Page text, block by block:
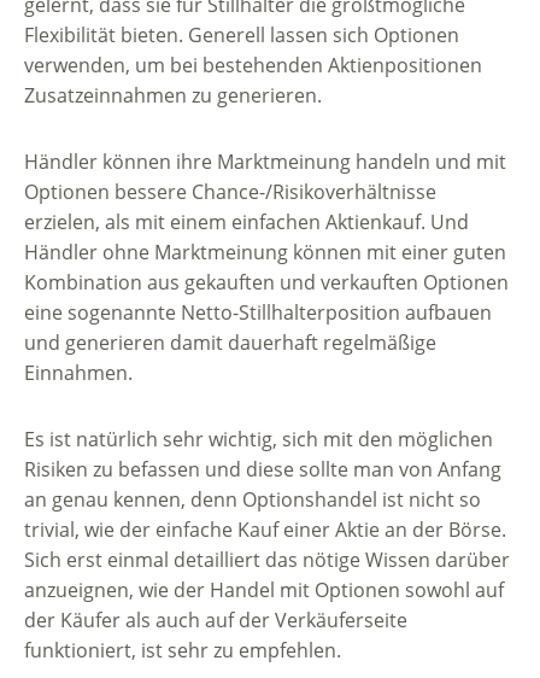
Flexibilität bieten. Generell lassen sich Optionen
verwenden, um bei bestehenden Aktienpositionen
Zusatzeinnahmen zu generieren.
Händler können ihre Marktmeinung handeln und mit
Optionen bessere Chance-/Risikoverhältnisse
erzielen, als mit einem einfachen Aktienkauf. Und
Händler ohne Marktmeinung können mit einer guten
Kombination aus gekauften und verkauften Optionen
eine sogenannte Netto-Stillhalterposition aufbauen
und generieren damit dauerhaft regelmäßige
Einnahmen.
Es ist natürlich sehr wichtig, sich mit den möglichen
Risiken zu befassen und diese sollte man von Anfang
an genau kennen, denn Optionshandel ist nicht so
trivial, wie der einfache Kauf einer Aktie an der Börse.
Sich erst einmal detailliert das nötige Wissen darüber
anzueignen, wie der Handel mit Optionen sowohl auf
der Käufer als auch auf der Verkäuferseite
funktioniert, ist sehr zu empfehlen.